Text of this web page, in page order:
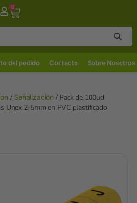
0
del pedido Contacto Sobre Nosotros
/ Señalización / Pack de 100ud
Unex 2-5mm en PVC plastificado